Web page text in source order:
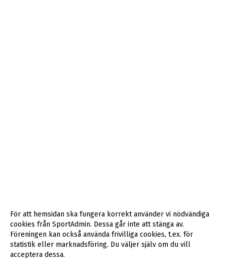
För att hemsidan ska fungera korrekt använder vi nödvändiga
cookies från SportAdmin. Dessa går inte att stänga av.
Föreningen kan också använda frivilliga cookies, t.ex. för
statistik eller marknadsföring. Du väljer själv om du vill
acceptera dessa.